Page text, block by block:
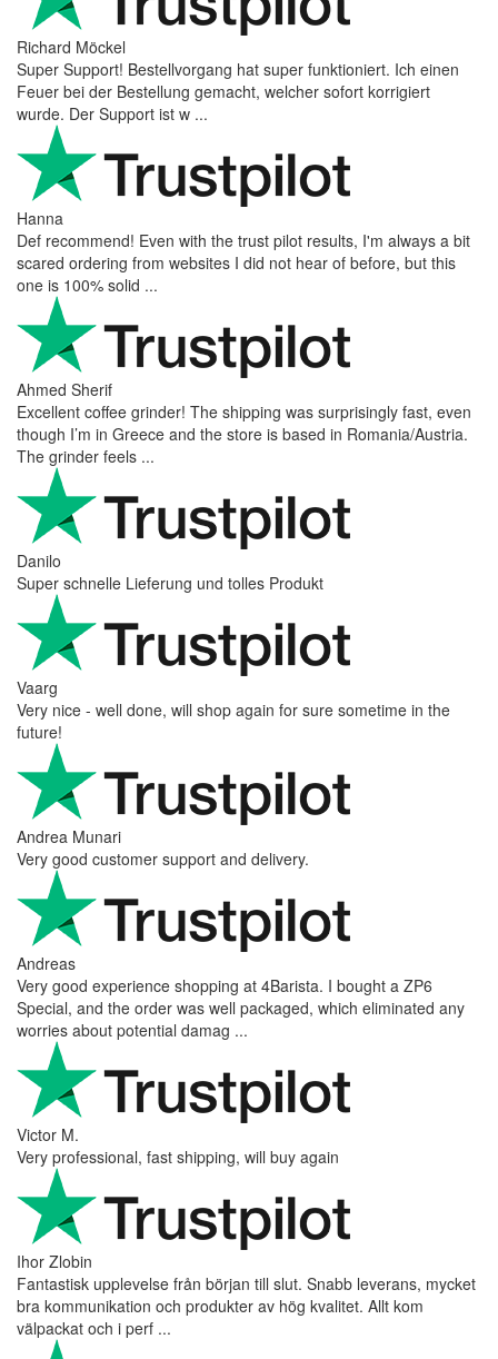
Richard Möckel
Super Support! Bestellvorgang hat super funktioniert. Ich einen
Feuer bei der Bestellung gemacht, welcher sofort korrigiert
wurde. Der Support ist w ...
Hanna
Def recommend! Even with the trust pilot results, I'm always a bit
scared ordering from websites I did not hear of before, but this
one is 100% solid ...
Ahmed Sherif
Excellent coffee grinder! The shipping was surprisingly fast, even
though I’m in Greece and the store is based in Romania/Austria.
The grinder feels ...
Danilo
Super schnelle Lieferung und tolles Produkt
Vaarg
Very nice - well done, will shop again for sure sometime in the
future!
Andrea Munari
Very good customer support and delivery.
Andreas
Very good experience shopping at 4Barista. I bought a ZP6
Special, and the order was well packaged, which eliminated any
worries about potential damag ...
Victor M.
Very professional, fast shipping, will buy again
Ihor Zlobin
Fantastisk upplevelse från början till slut. Snabb leverans, mycket
bra kommunikation och produkter av hög kvalitet. Allt kom
välpackat och i perf ...